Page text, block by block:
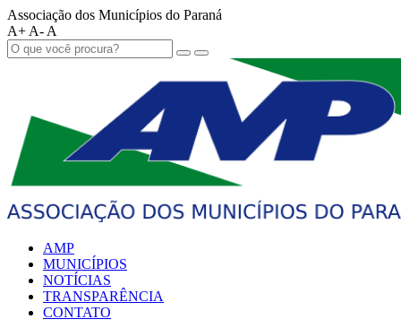
Associação dos Municípios do Paraná
A+ A- A
AMP
MUNICÍPIOS
NOTÍCIAS
TRANSPARÊNCIA
CONTATO